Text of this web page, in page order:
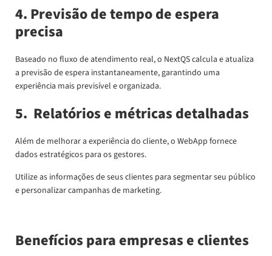
4. Previsão de tempo de espera
precisa
Baseado no fluxo de atendimento real, o NextQS calcula e atualiza
a previsão de espera instantaneamente, garantindo uma
experiência mais previsível e organizada.
5. Relatórios e métricas detalhadas
Além de melhorar a experiência do cliente, o WebApp fornece
dados estratégicos para os gestores.
Utilize as informações de seus clientes para segmentar seu público
e personalizar campanhas de marketing.
Benefícios para empresas e clientes